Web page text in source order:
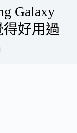
Galaxy
得好用過